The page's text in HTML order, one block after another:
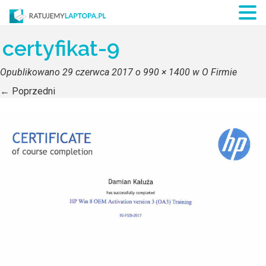
certyfikat-9
Opublikowano 29 czerwca 2017 o 990 × 1400 w O Firmie
← Poprzedni